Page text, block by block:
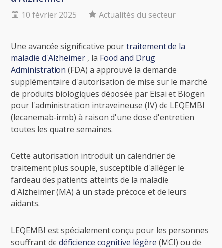
10 février 2025 Actualités du secteur
Une avancée significative pourtraitement de la
maladie d'Alzheimer , la Food and Drug
Administration (FDA) a approuvé la demande
supplémentaire d'autorisation de mise sur le marché
de produits biologiques déposée par Eisai et Biogen
pour l'administration intraveineuse (IV) de LEQEMBI
(lecanemab-irmb) à raison d'une dose d'entretien
toutes les quatre semaines.
Cette autorisation introduit un calendrier de
traitement plus souple, susceptible d'alléger le
fardeau des patients atteints de la maladie
d'Alzheimer (MA) à un stade précoce et de leurs
aidants.
LEQEMBI est spécialement conçu pour les personnes
souffrant dedéficience cognitive légère(MCI) ou de